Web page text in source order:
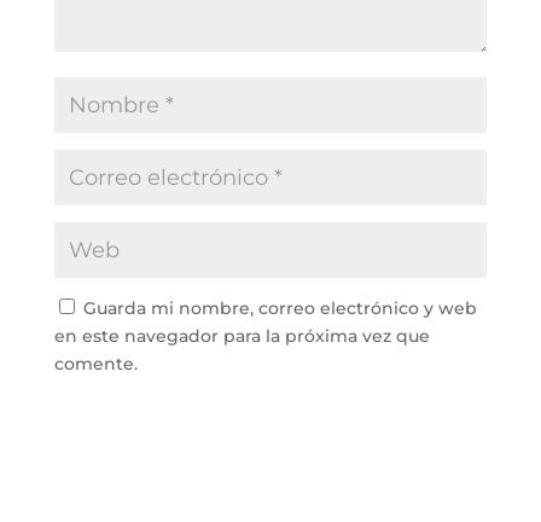
Guarda mi nombre, correo electrónico y web
en este navegador para la próxima vez que
comente.